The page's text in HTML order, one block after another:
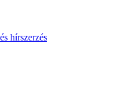
hírszerzés